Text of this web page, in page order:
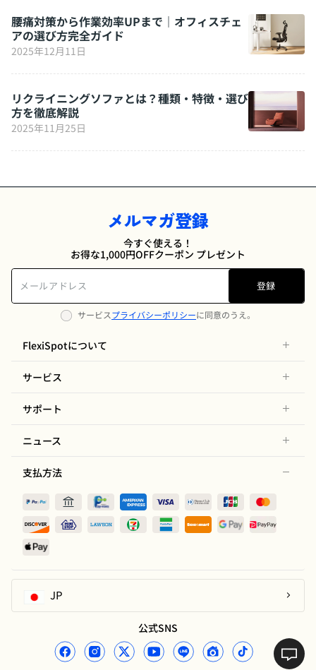
腰痛対策から作業効率UPまで｜オフィスチェ
アの選び方完全ガイド
2025年12月11日
リクライニングソファとは？種類・特徴・選び
方を徹底解説
2025年11月25日
メルマガ登録
今すぐ使える！
お得な1,000円OFFクーポン プレゼント
登録
サービスプライバシーポリシーに同意のうえ。
FlexiSpotについて
サービス
サポート
ニュース
支払方法
JP
公式SNS